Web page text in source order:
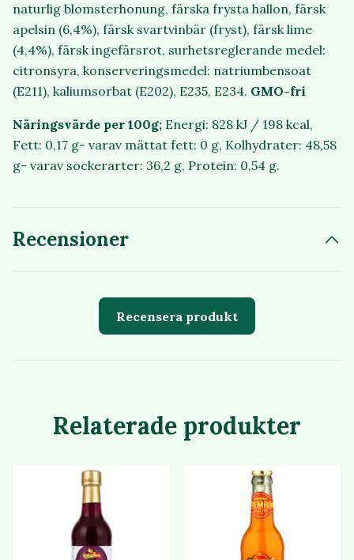
naturlig blomsterhonung, färska frysta hallon, färsk
apelsin (6,4%), färsk svartvinbär (fryst), färsk lime
(4,4%), färsk ingefärsrot, surhetsreglerande medel:
citronsyra, konserveringsmedel: natriumbensoat
(E211), kaliumsorbat (E202), E235, E234. GMO-fri
Näringsvärde per 100g; Energi: 828 kJ / 198 kcal,
Fett: 0,17 g- varav mättat fett: 0 g, Kolhydrater: 48,58
g- varav sockerarter: 36,2 g, Protein: 0,54 g.
Recensioner
Recensera produkt
Relaterade produkter